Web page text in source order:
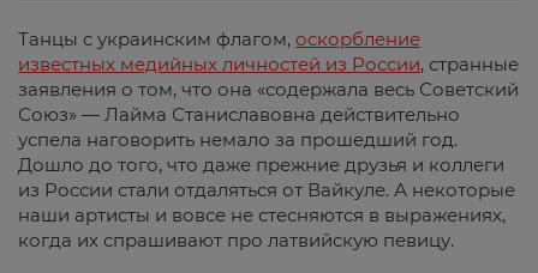
Танцы с украинским флагом, оскорбление
известных медийных личностей из России, странные
заявления о том, что она «содержала весь Советский
Союз» — Лайма Станиславовна действительно
успела наговорить немало за прошедший год.
Дошло до того, что даже прежние друзья и коллеги
из России стали отдаляться от Вайкуле. А некоторые
наши артисты и вовсе не стесняются в выражениях,
когда их спрашивают про латвийскую певицу.